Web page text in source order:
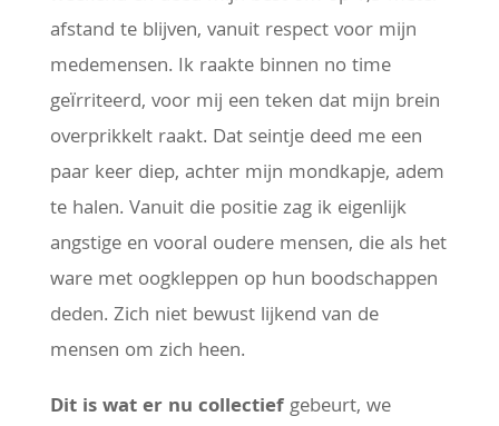
afstand te blijven, vanuit respect voor mijn
medemensen. Ik raakte binnen no time
geïrriteerd, voor mij een teken dat mijn brein
overprikkelt raakt. Dat seintje deed me een
paar keer diep, achter mijn mondkapje, adem
te halen. Vanuit die positie zag ik eigenlijk
angstige en vooral oudere mensen, die als het
ware met oogkleppen op hun boodschappen
deden. Zich niet bewust lijkend van de
mensen om zich heen.
Dit is wat er nu collectiefgebeurt, we